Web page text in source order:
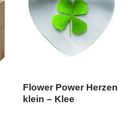
Flower Power Herzen
klein – Klee